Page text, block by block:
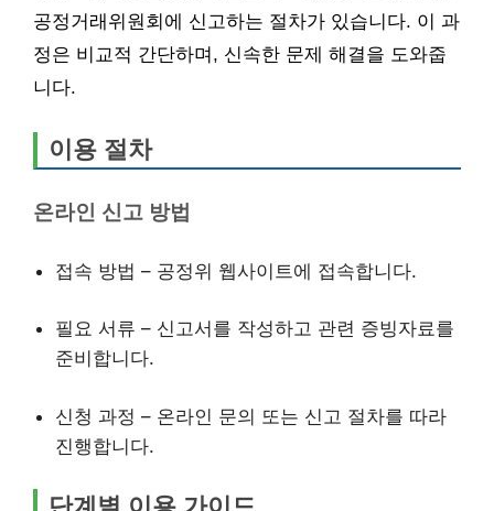
공정거래위원회에 신고하는 절차가 있습니다. 이 과
정은 비교적 간단하며, 신속한 문제 해결을 도와줍
니다.
이용 절차
온라인 신고 방법
접속 방법 – 공정위 웹사이트에 접속합니다.
필요 서류 – 신고서를 작성하고 관련 증빙자료를
준비합니다.
신청 과정 – 온라인 문의 또는 신고 절차를 따라
진행합니다.